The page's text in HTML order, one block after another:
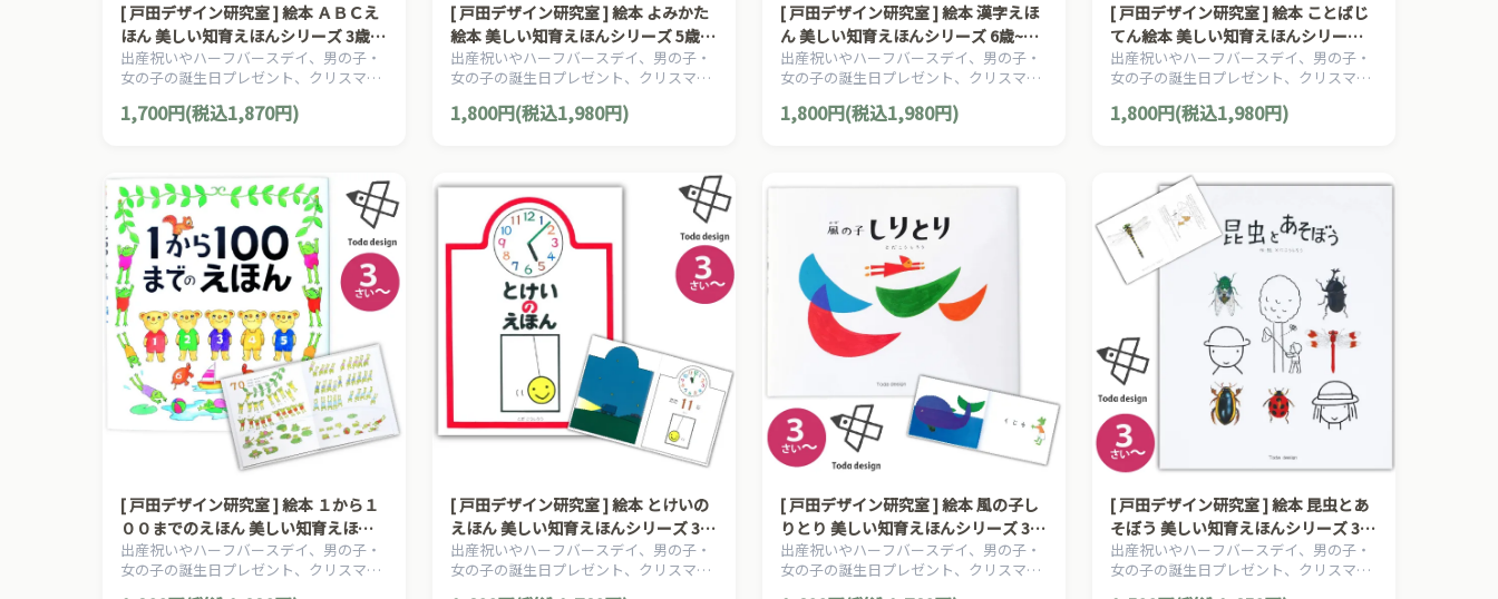
[ 戸田デザイン研究室 ] 絵本 ＡＢＣえ
ほん 美しい知育えほんシリーズ 3歳~
作・絵 とだこうしろう
出産祝いやハーフバースデイ、男の子・
女の子の誕生日プレゼント、クリスマス
本の草分け、とだこうしろうの絵本シリ
1,700円(税込1,870円)
[ 戸田デザイン研究室 ] 絵本 よみかた
絵本 美しい知育えほんシリーズ 5歳~
作・絵 とだこうしろう
出産祝いやハーフバースデイ、男の子・
女の子の誕生日プレゼント、クリスマス
本の草分け、とだこうしろうの絵本シリ
1,800円(税込1,980円)
[ 戸田デザイン研究室 ] 絵本 漢字えほ
ん 美しい知育えほんシリーズ 6歳~
作・絵 とだこうしろう
出産祝いやハーフバースデイ、男の子・
女の子の誕生日プレゼント、クリスマス
本の草分け、とだこうしろうの絵本シリ
1,800円(税込1,980円)
[ 戸田デザイン研究室 ] 絵本 ことばじ
てん絵本 美しい知育えほんシリーズ 5
歳~ 作・絵 とだこうしろう
出産祝いやハーフバースデイ、男の子・
女の子の誕生日プレゼント、クリスマス
本の草分け、とだこうしろうの絵本シリ
1,800円(税込1,980円)
[ 戸田デザイン研究室 ] 絵本 １から１
００までのえほん 美しい知育えほん
シリーズ 3歳~ 作・絵 たむらたいへ
い
出産祝いやハーフバースデイ、男の子・
女の子の誕生日プレゼント、クリスマス
[ 戸田デザイン研究室 ] 絵本 とけいの
えほん 美しい知育えほんシリーズ 3歳
~ 作・絵 とだこうしろう
出産祝いやハーフバースデイ、男の子・
女の子の誕生日プレゼント、クリスマス
[ 戸田デザイン研究室 ] 絵本 風の子し
りとり 美しい知育えほんシリーズ 3歳
~ 作・絵 とだこうしろう
出産祝いやハーフバースデイ、男の子・
女の子の誕生日プレゼント、クリスマス
[ 戸田デザイン研究室 ] 絵本 昆虫とあ
そぼう 美しい知育えほんシリーズ 3歳
~ 作・絵 とだこうしろう 昆虫図鑑
虫 むし
出産祝いやハーフバースデイ、男の子・
女の子の誕生日プレゼント、クリスマス